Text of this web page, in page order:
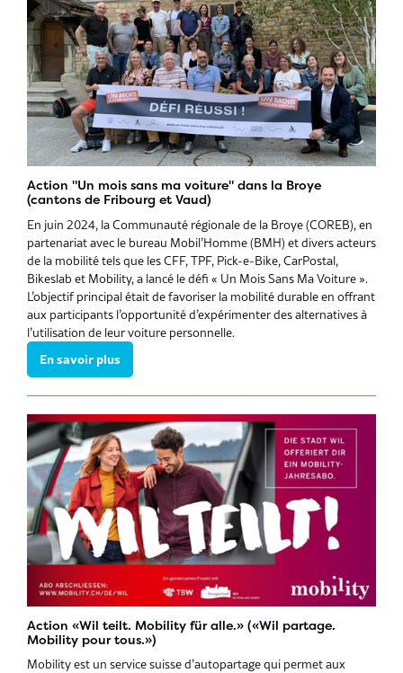
Action "Un mois sans ma voiture" dans la Broye
(cantons de Fribourg et Vaud)
En juin 2024, la Communauté régionale de la Broye (COREB), en
partenariat avec le bureau Mobil’Homme (BMH) et divers acteurs
de la mobilité tels que les CFF, TPF, Pick-e-Bike, CarPostal,
Bikeslab et Mobility, a lancé le défi « Un Mois Sans Ma Voiture ».
L’objectif principal était de favoriser la mobilité durable en offrant
aux participants l’opportunité d’expérimenter des alternatives à
l’utilisation de leur voiture personnelle.
En savoir plus
Action «Wil teilt. Mobility für alle.» («Wil partage.
Mobility pour tous.»)
Mobility est un service suisse d’autopartage qui permet aux